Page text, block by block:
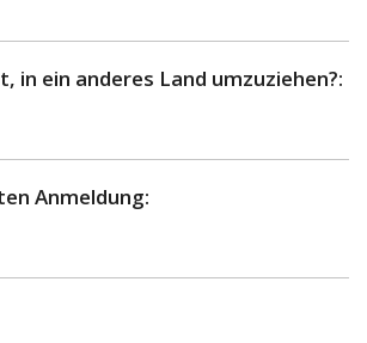
in ein anderes Land umzuziehen?:
Anmeldung: